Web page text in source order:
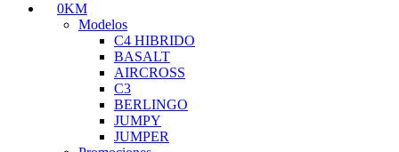
0KM
Modelos
C4 HIBRIDO
BASALT
AIRCROSS
C3
BERLINGO
JUMPY
JUMPER